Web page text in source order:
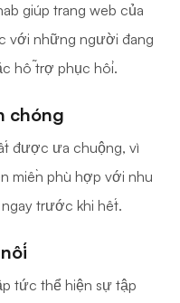
giúp trang web của
với những người đang
hỗ trợ phục hồi.
chóng
được ưa chuộng, vì
miền phù hợp với nhu
trước khi hết.
tức thể hiện sự tập